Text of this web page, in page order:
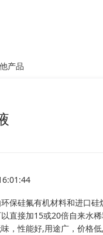
产品
保硅氟有机材料和进口硅
直接加15或20倍自来水
，性能好,用途广，价格